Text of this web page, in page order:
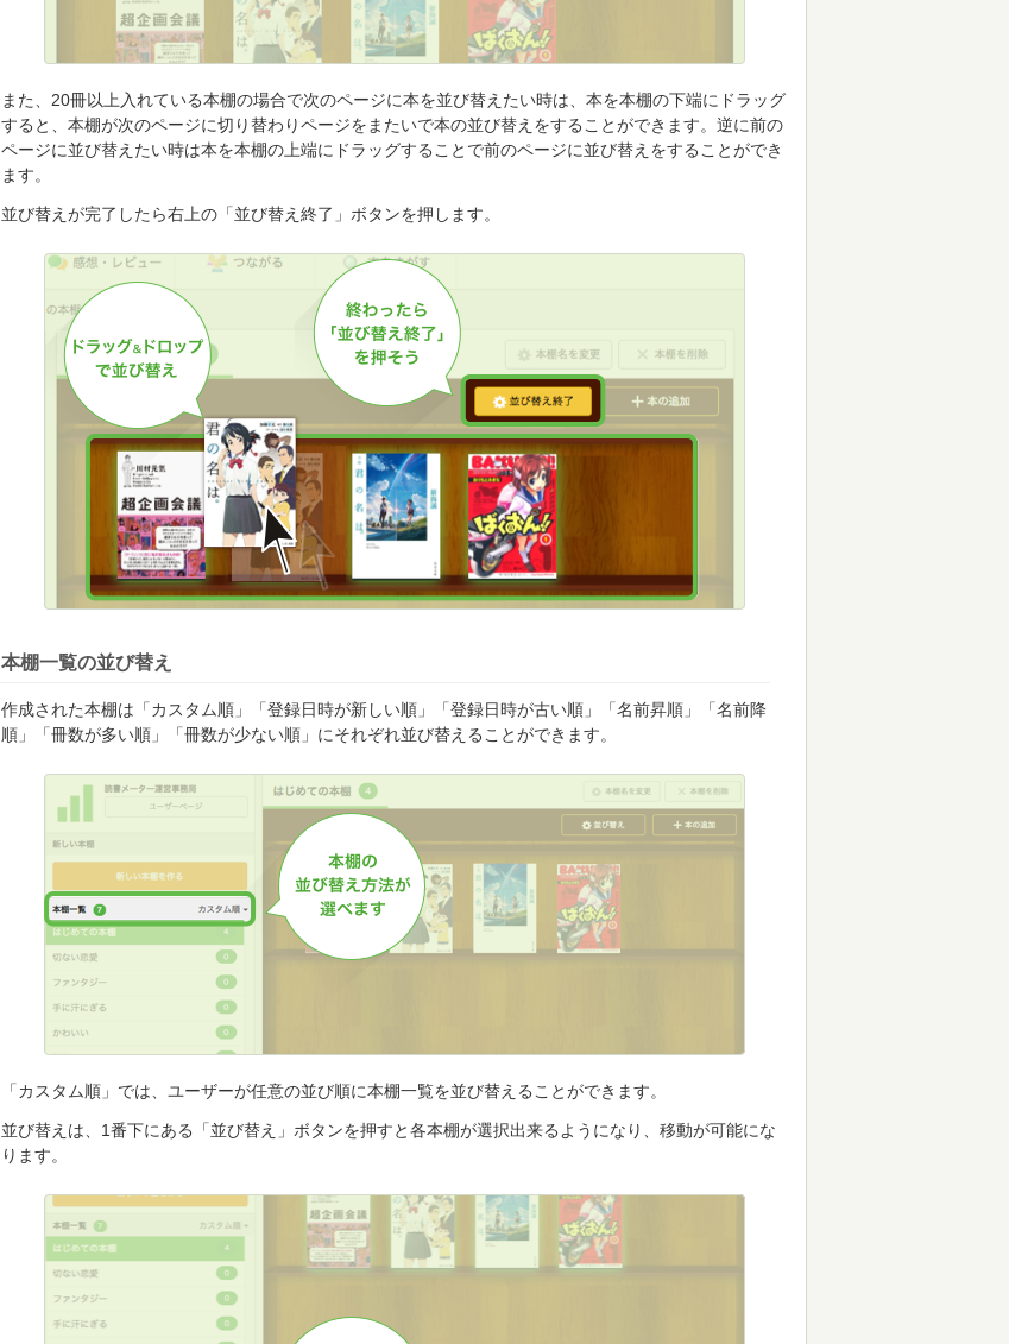
また、20冊以上入れている本棚の場合で次のページに本を並び替えたい時は、本を本棚の下端にドラッグ
すると、本棚が次のページに切り替わりページをまたいで本の並び替えをすることができます。逆に前の
ページに並び替えたい時は本を本棚の上端にドラッグすることで前のページに並び替えをすることができ
ます。
並び替えが完了したら右上の「並び替え終了」ボタンを押します。
本棚一覧の並び替え
作成された本棚は「カスタム順」「登録日時が新しい順」「登録日時が古い順」「名前昇順」「名前降
順」「冊数が多い順」「冊数が少ない順」にそれぞれ並び替えることができます。
「カスタム順」では、ユーザーが任意の並び順に本棚一覧を並び替えることができます。
並び替えは、1番下にある「並び替え」ボタンを押すと各本棚が選択出来るようになり、移動が可能にな
ります。